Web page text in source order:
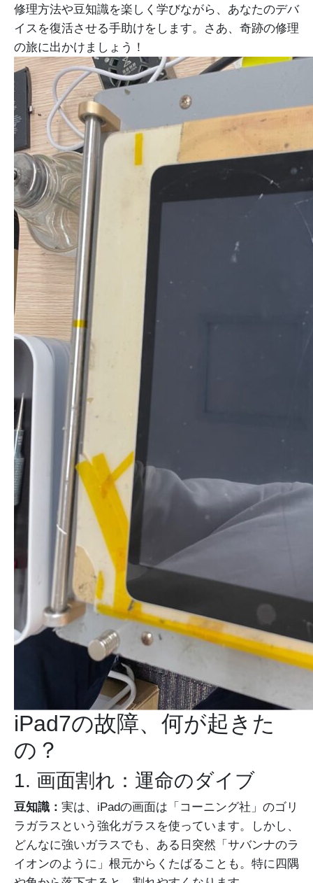
修理方法や豆知識を楽しく学びながら、あなたのデバ
イスを復活させる手助けをします。さあ、奇跡の修理
の旅に出かけましょう！
iPad7の故障、何が起きた
の？
1. 画面割れ：運命のダイブ
豆知識： 実は、iPadの画面は「コーニング社」のゴリ
ラガラスという強化ガラスを使っています。しかし、
どんなに強いガラスでも、ある日突然「サバンナのラ
イオンのように」根元からくたばることも。特に四隅